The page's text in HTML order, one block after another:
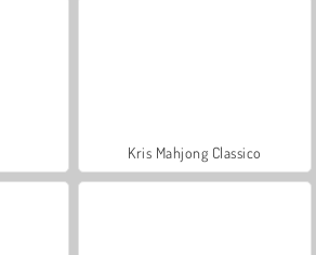
Kris Mahjong Classico